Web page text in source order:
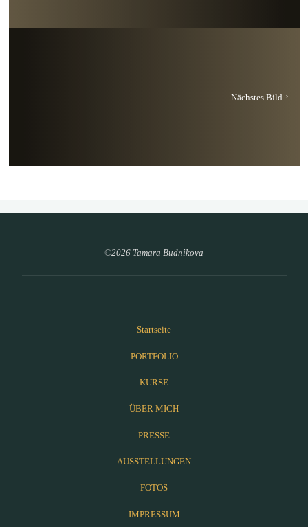
Nächstes Bild
©2026 Tamara Budnikova
Startseite
PORTFOLIO
KURSE
ÜBER MICH
PRESSE
AUSSTELLUNGEN
FOTOS
IMPRESSUM